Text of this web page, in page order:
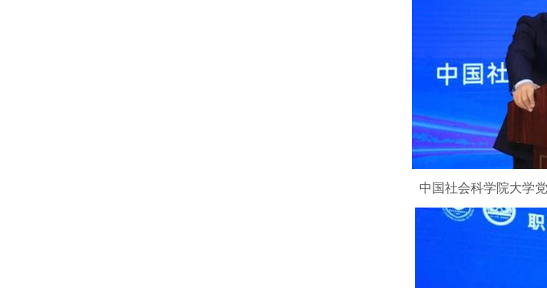
中国社会科学院大学